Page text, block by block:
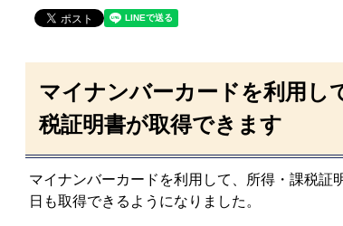
マイナンバーカードを利用し
税証明書が取得できます
マイナンバーカードを利用して、所得・課税
日も取得できるようになりました。